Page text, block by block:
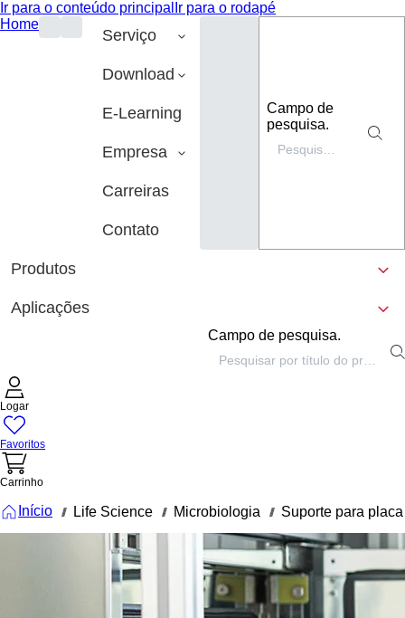
Ir para o conteúdo principal Ir para o rodapé
Home
Serviço
Download
E-Learning
Empresa
Carreiras
Contato
Campo de
pesquisa.
Produtos
Aplicações
Campo de pesquisa.
Logar
Favoritos
Carrinho
Início /// Life Science /// Microbiologia /// Suporte para